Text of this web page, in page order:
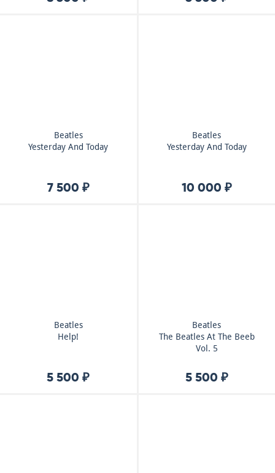
Beatles
Yesterday And Today
7 500 ₽
Beatles
Yesterday And Today
10 000 ₽
Beatles
Help!
5 500 ₽
Beatles
The Beatles At The Beeb
Vol. 5
5 500 ₽